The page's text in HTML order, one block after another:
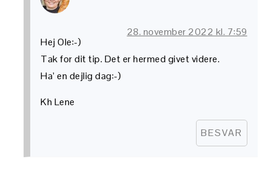
28. november 2022 kl. 7:59
Hej Ole:-)
Tak for dit tip. Det er hermed givet videre.
Ha’ en dejlig dag:-)
Kh Lene
BESVAR